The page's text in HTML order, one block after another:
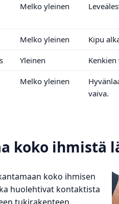
Melko yleinen
Melko yleinen Kipu
Yleinen
Melko yleinen
vaiva.
koko ihmistä
koko ihmisen
huolehtivat kontaktista